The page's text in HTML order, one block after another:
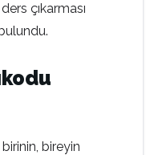
çıkarması
bireyin